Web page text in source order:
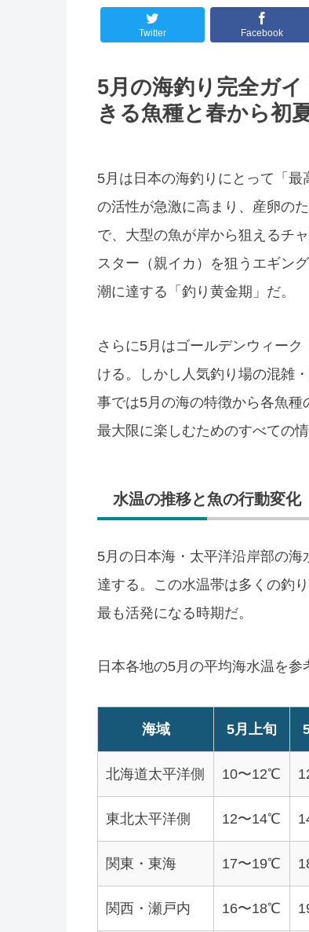
Twitter Facebook
5月の海釣り完全ガ
きる魚種と春から初
5月は日本の海釣りにとって「
の活性が急激に高まり、産卵の
で、大型の魚が岸から狙えるチ
スター（親イカ）を狙うエギン
潮に達する「釣り黄金期」だ。
さらに5月はゴールデンウィー
ける。しかし人気釣り場の混雑
事では5月の海の特徴から各魚
最大限に楽しむためのすべての情
水温の推移と魚の行動変化
5月の日本海・太平洋沿岸部の
達する。この水温帯は多くの釣
最も活発になる時期だ。
日本各地の5月の平均海水温を参
海域 5月上旬
北海道太平洋側 10〜12℃
東北太平洋側 12〜14℃
関東・東海 17〜19℃
関西・瀬戸内 16〜18℃